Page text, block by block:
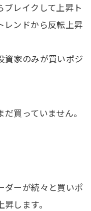
ブレイクして上昇ト
レンドから反転上昇
資家のみが買いポジ
買っていません。
ダーが続々と買いポ
します。